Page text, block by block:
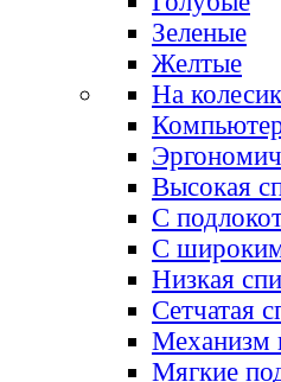
Зеленые
Желтые
На
Высокая
С
С
Низкая
Сетчатая
Механизм
Мягкие